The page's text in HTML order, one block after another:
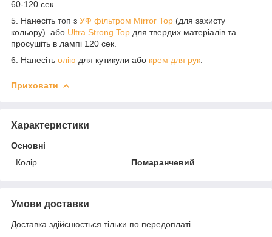
60-120 сек.
5. Нанесіть топ з УФ фільтром Mirror Top (для захисту
кольору) або Ultra Strong Top для твердих матеріалів та
просушіть в лампі 120 сек.
6. Нанесіть олію для кутикули або крем для рук
Приховати
Характеристики
Основні
Колір
Помаранчевий
Умови доставки
Доставка здійснюється тільки по передоплаті.